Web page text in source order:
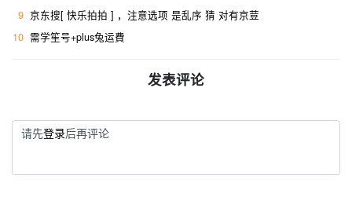
9 京东搜[ 快乐拍拍 ] ，注意选项 是乱序 猜 对有京荳
10 需学笙号+plus兔运費
发表评论
请先登录后再评论